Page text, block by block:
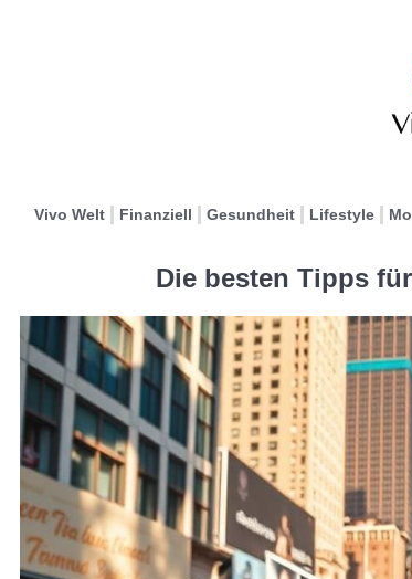
Vivo Welt Finanziell Gesundheit Lifestyle
Die besten Tipps